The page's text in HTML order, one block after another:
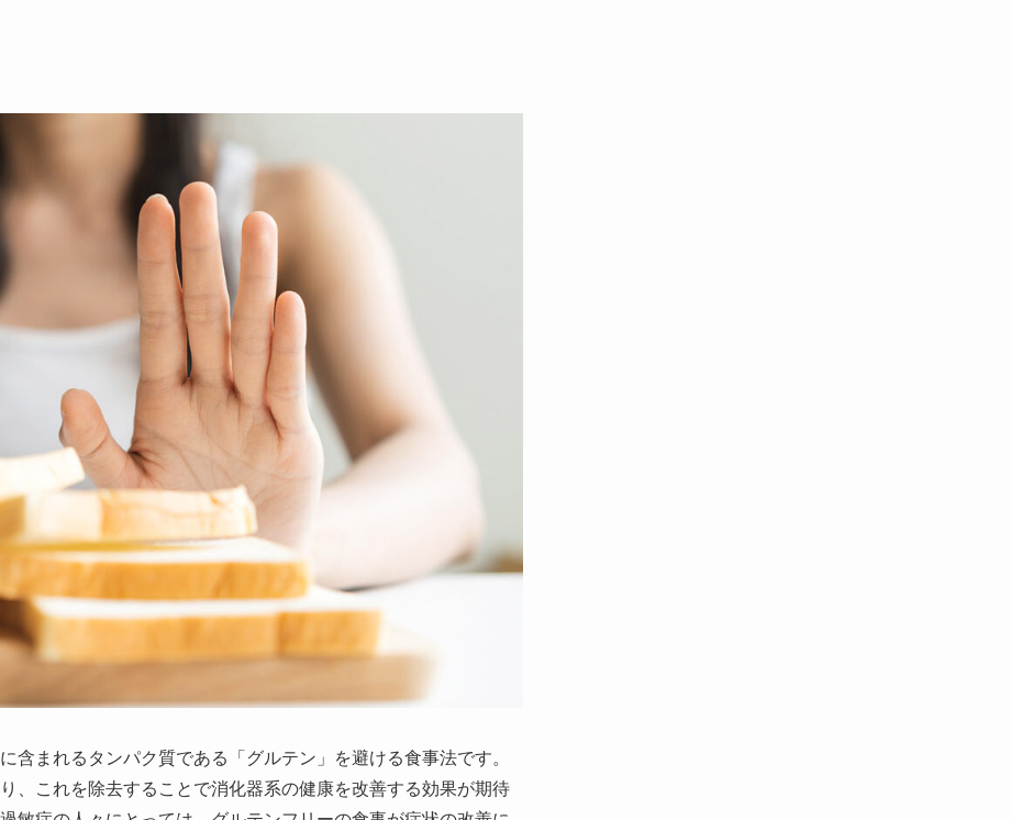
含まれるタンパク質である「グルテン」を避ける食事法です。
、これを除去することで消化器系の健康を改善する効果が期待